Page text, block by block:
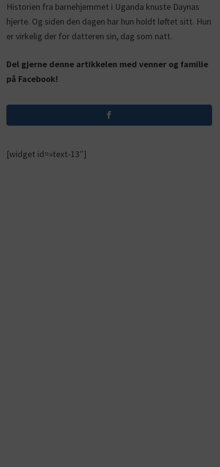
Historien fra barnehjemmet i Uganda knuste Daynas
hjerte. Og siden den dagen har hun holdt løftet sitt. Hun
er virkelig der for datteren sin, dag som natt.
Del gjerne denne artikkelen med venner og familie
på Facebook!
[widget id=»text-13″]